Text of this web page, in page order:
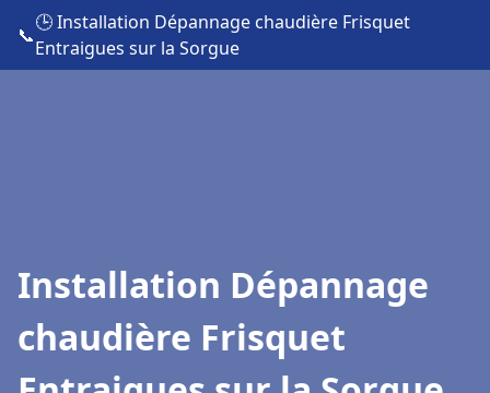
📞
🕒 Installation Dépannage chaudière Frisquet
Entraigues sur la Sorgue
Installation Dépannage
chaudière Frisquet